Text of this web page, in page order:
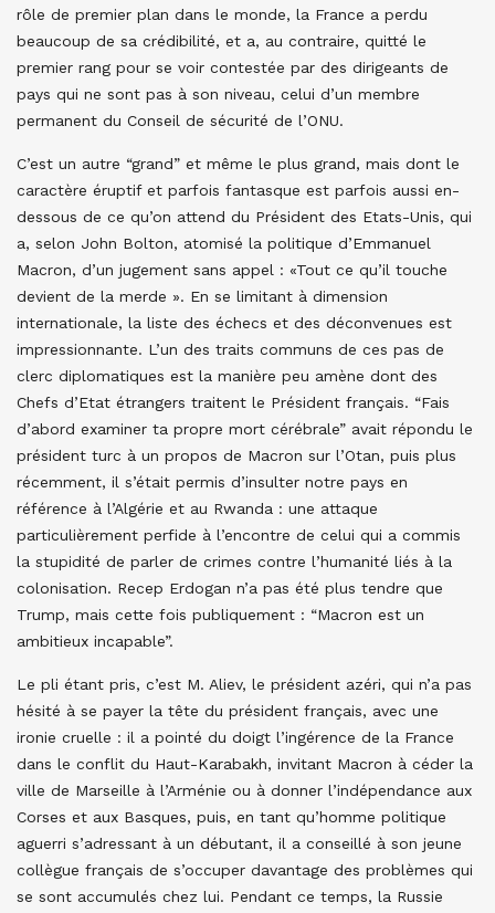
rôle de premier plan dans le monde, la France a perdu
beaucoup de sa crédibilité, et a, au contraire, quitté le
premier rang pour se voir contestée par des dirigeants de
pays qui ne sont pas à son niveau, celui d’un membre
permanent du Conseil de sécurité de l’ONU.
C’est un autre “grand” et même le plus grand, mais dont le
caractère éruptif et parfois fantasque est parfois aussi en-
dessous de ce qu’on attend du Président des Etats-Unis, qui
a, selon John Bolton, atomisé la politique d’Emmanuel
Macron, d’un jugement sans appel : «Tout ce qu’il touche
devient de la merde ». En se limitant à dimension
internationale, la liste des échecs et des déconvenues est
impressionnante. L’un des traits communs de ces pas de
clerc diplomatiques est la manière peu amène dont des
Chefs d’Etat étrangers traitent le Président français. “Fais
d’abord examiner ta propre mort cérébrale” avait répondu le
président turc à un propos de Macron sur l’Otan, puis plus
récemment, il s’était permis d’insulter notre pays en
référence à l’Algérie et au Rwanda : une attaque
particulièrement perfide à l’encontre de celui qui a commis
la stupidité de parler de crimes contre l’humanité liés à la
colonisation. Recep Erdogan n’a pas été plus tendre que
Trump, mais cette fois publiquement : “Macron est un
ambitieux incapable”.
Le pli étant pris, c’est M. Aliev, le président azéri, qui n’a pas
hésité à se payer la tête du président français, avec une
ironie cruelle : il a pointé du doigt l’ingérence de la France
dans le conflit du Haut-Karabakh, invitant Macron à céder la
ville de Marseille à l’Arménie ou à donner l’indépendance aux
Corses et aux Basques, puis, en tant qu’homme politique
aguerri s’adressant à un débutant, il a conseillé à son jeune
collègue français de s’occuper davantage des problèmes qui
se sont accumulés chez lui. Pendant ce temps, la Russie